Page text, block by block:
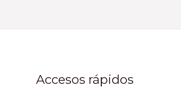
Accesos rápidos